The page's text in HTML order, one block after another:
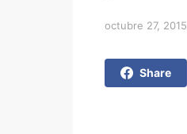
octubre 27, 2015
Share